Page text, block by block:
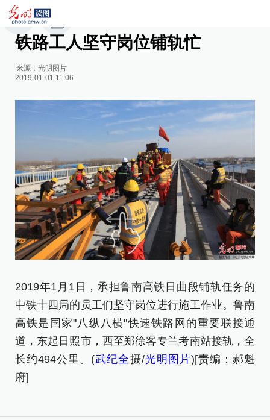
铁路工人坚守岗位铺轨忙
来源：光明图片
2019-01-01 11:06
2019年1月1日，承担鲁南高铁日曲段铺轨任务的
中铁十四局的员工们坚守岗位进行施工作业。鲁南
高铁是国家"八纵八横"快速铁路网的重要联接通
道，东起日照市，西至郑徐客专兰考南站接轨，全
长约494公里。(武纪全摄/光明图片)[责编：郝魁
府]